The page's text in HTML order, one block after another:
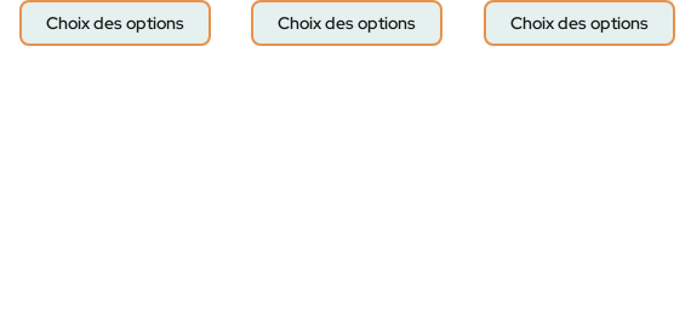
Choix des options Choix des options Choix des options